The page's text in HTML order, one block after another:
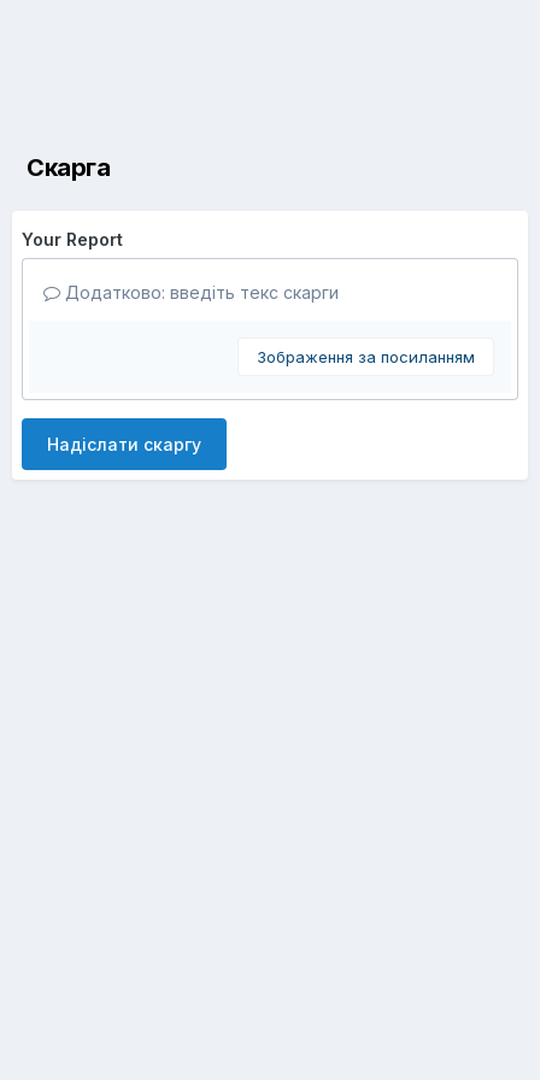
Скарга
Your Report
Додатково: введіть текс скарги
Зображення за посиланням
Надіслати скаргу